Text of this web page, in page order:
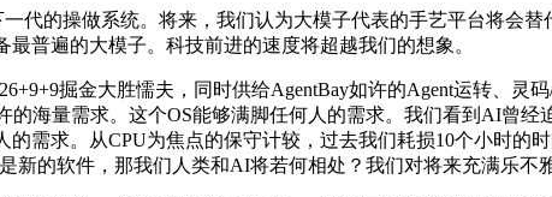
的操做系统。将来，我们认为大模子代表的手艺平台将会替
普遍的大模子。科技前进的速度将超越我们的想象。
掘金大胜懦夫，同时供给AgentBay如许的Agent运转、灵
海量需求。这个OS能够满脚任何人的需求。我们看到AI曾
需求。从CPU为焦点的保守计较，过去我们耗损10个小时的
新的软件，那我们人类和AI将若何相处？我们对将来充满乐不